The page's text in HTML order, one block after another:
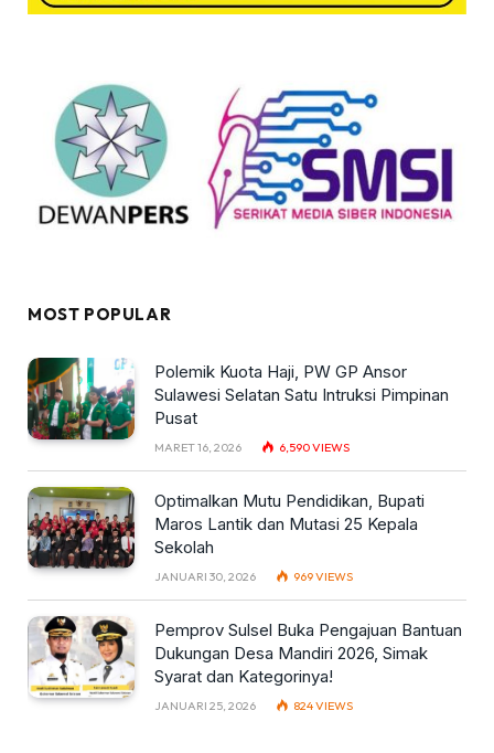
MOST POPULAR
Polemik Kuota Haji, PW GP Ansor
Sulawesi Selatan Satu Intruksi Pimpinan
Pusat
MARET 16, 2026 6,590VIEWS
Optimalkan Mutu Pendidikan, Bupati
Maros Lantik dan Mutasi 25 Kepala
Sekolah
JANUARI 30, 2026 969VIEWS
Pemprov Sulsel Buka Pengajuan Bantuan
Dukungan Desa Mandiri 2026, Simak
Syarat dan Kategorinya!
JANUARI 25, 2026 824VIEWS